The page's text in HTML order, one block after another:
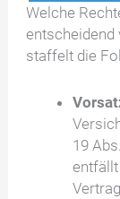
Welche
entscheidend
staffelt die
19